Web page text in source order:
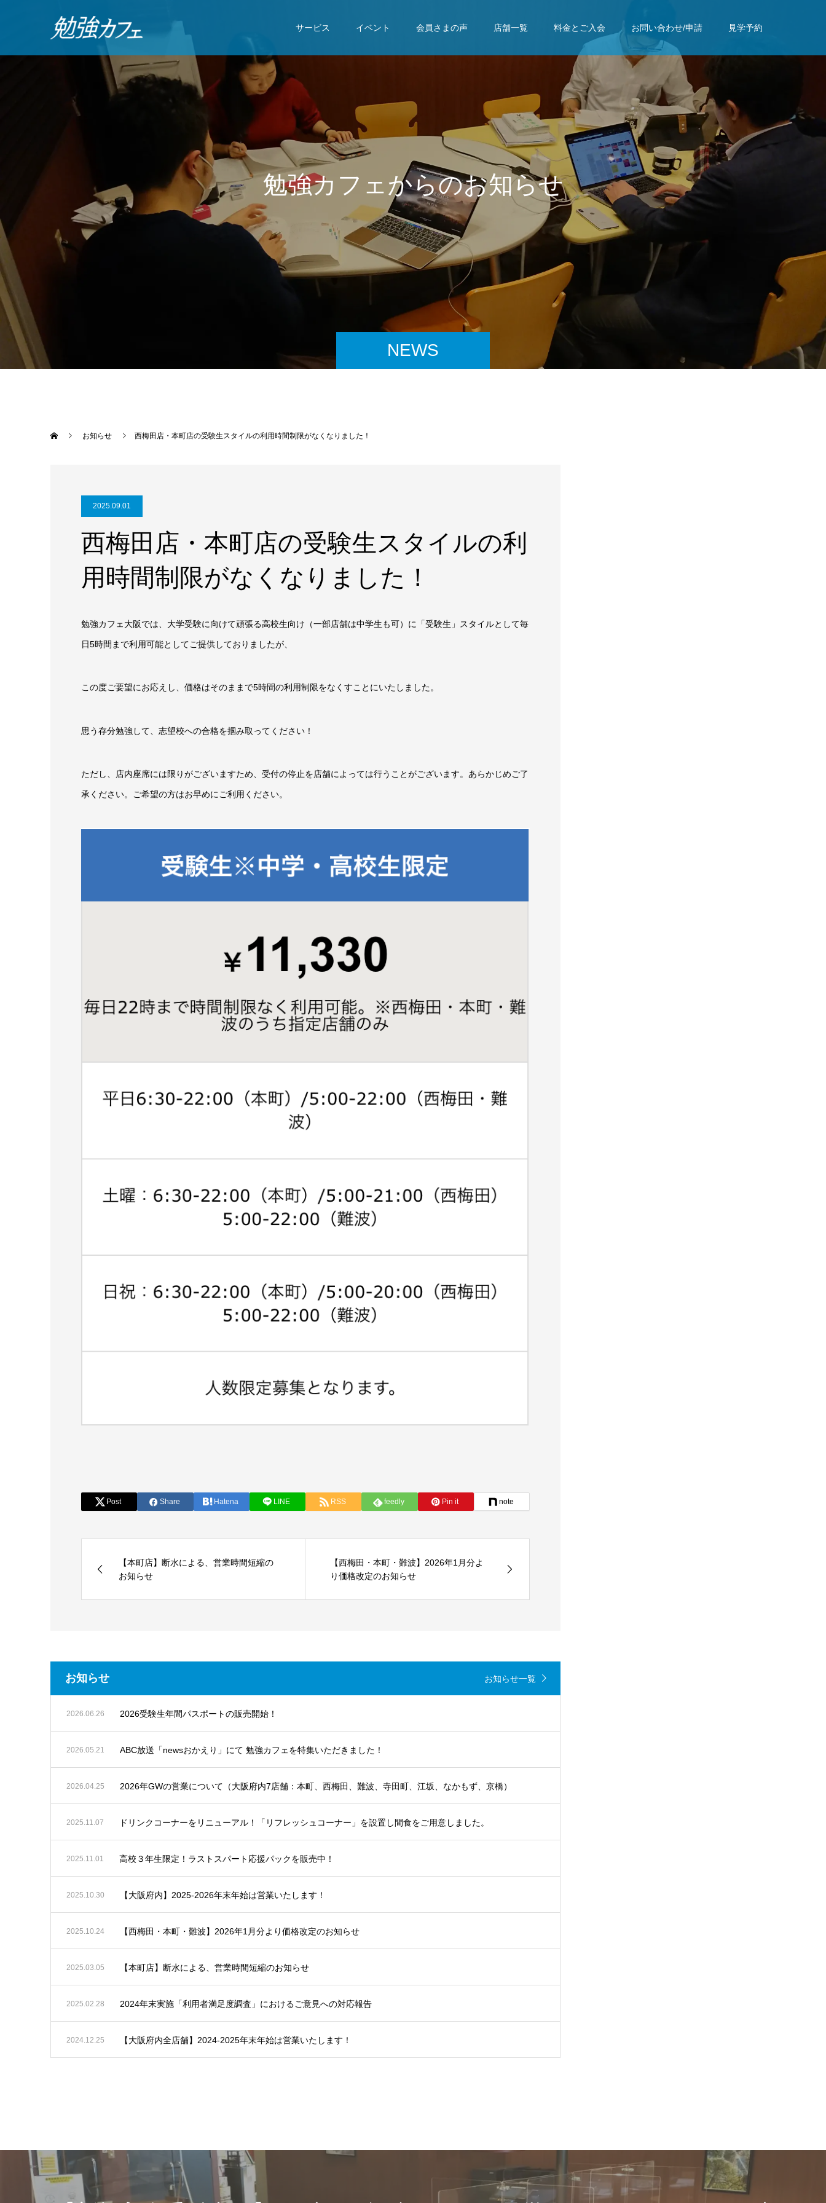
サービス イベント 会員さまの声 店舗一覧 料金とご入会 お問い合わせ/申請 見学予約
NEWS
勉強カ フ ェからのお知らせ
お知らせ 西梅田店・本町店の受験生スタイルの利用時間制限がなくなりました！
2025.09.01
西梅田店・本町店の受験生スタイルの利
用時間制限がなくなりました！
勉強カフェ大阪では、大学受験に向けて頑張る高校生向け（一部店舗は中学生も可）に「受験生」スタイルとして毎
日5時間まで利用可能としてご提供しておりましたが、
この度ご要望にお応えし、価格はそのままで5時間の利用制限をなくすことにいたしました。
思う存分勉強して、志望校への合格を掴み取ってください！
ただし、店内座席には限りがございますため、受付の停止を店舗によっては行うことがございます。あらかじめご了
承ください。ご希望の方はお早めにご利用ください。
Post Share Hatena LINE RSS feedly Pin it note
【本町店】断水による、営業時間短縮の
お知らせ
【西梅田・本町・難波】2026年1月分よ
り価格改定のお知らせ
お知らせ お知らせ一覧
2026.06.26 2026受験生年間パスポートの販売開始！
2026.05.21 ABC放送「newsおかえり」にて 勉強カフェを特集いただきました！
2026.04.25 2026年GWの営業について（大阪府内7店舗：本町、西梅田、難波、寺田町、江坂、なかもず、京橋）
2025.11.07 ドリンクコーナーをリニューアル！「リフレッシュコーナー」を設置し間食をご用意しました。
2025.11.01 高校３年生限定！ラストスパート応援パックを販売中！
2025.10.30 【大阪府内】2025-2026年末年始は営業いたします！
2025.10.24 【西梅田・本町・難波】2026年1月分より価格改定のお知らせ
2025.03.05 【本町店】断水による、営業時間短縮のお知らせ
2025.02.28 2024年末実施「利用者満足度調査」におけるご意見への対応報告
2024.12.25 【大阪府内全店舗】2024-2025年末年始は営業いたします！